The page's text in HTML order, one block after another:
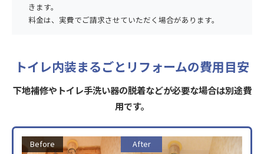
きます。
料金は、実費でご請求させていただく場合があります。
トイレ内装まるごとリフォームの費用目安
下地補修やトイレ手洗い器の脱着などが必要な場合は別途費
用です。
Before After